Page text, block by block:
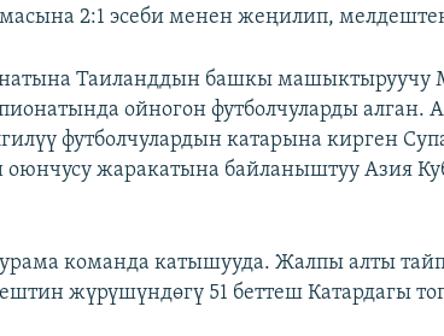
2:1 эсеби менен жеңилип,
Таиланддын башкы машыктыруучу
ойногон футболчуларды алган.
футболчулардын катарына кирген
оюнчусу жаракатына байланыштуу Азия
команда катышууда. Жалпы алты
жүрүшүндөгү 51 беттеш Катардагы